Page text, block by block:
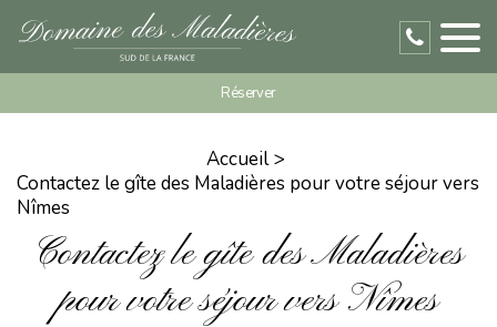
Réserver
Accueil
Contactez le gîte des Maladières pour votre séjour vers
Nîmes
Contactez le gîte des Maladières
pour votre séjour vers Nîmes